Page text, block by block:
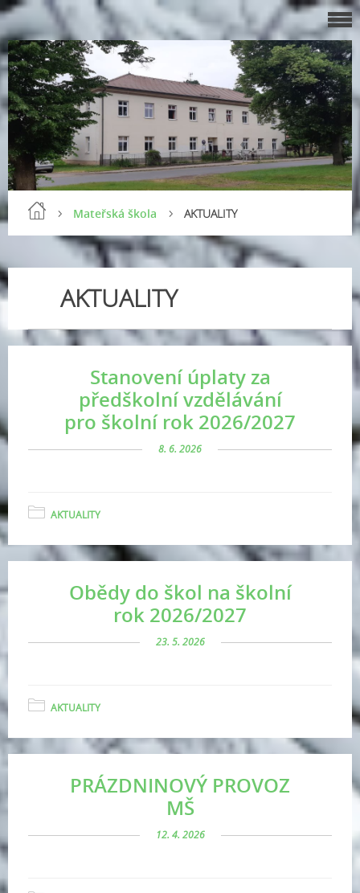
Mateřská škola AKTUALITY
AKTUALITY
Stanovení úplaty za
předškolní vzdělávání
pro školní rok 2026/2027
8. 6. 2026
AKTUALITY
Obědy do škol na školní
rok 2026/2027
23. 5. 2026
AKTUALITY
PRÁZDNINOVÝ PROVOZ
MŠ
12. 4. 2026